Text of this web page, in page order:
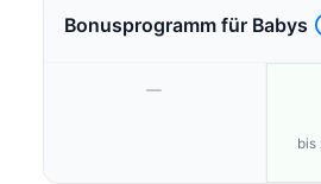
Bonusprogramm für Babys
—
bis